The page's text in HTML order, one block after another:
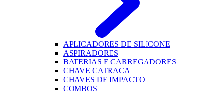
APLICADORES DE SILICONE
ASPIRADORES
BATERIAS E CARREGADORES
CHAVE CATRACA
CHAVES DE IMPACTO
COMBOS